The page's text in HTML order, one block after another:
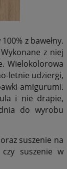
z bawełny.
z niej
Wielokolorowa
letnie udziergi,
amigurumi.
i nie drapie,
do wyrobu
suszenie na
suszenie w